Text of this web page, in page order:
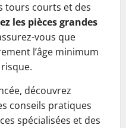
tours courts et des
les pièces grandes
vous que
l’âge minimum
découvrez
conseils pratiques
spécialisées et des